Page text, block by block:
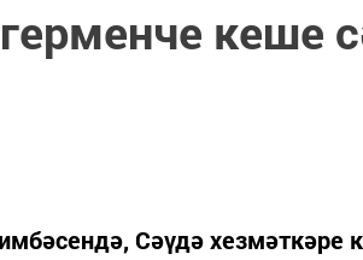
кеше
Сәүдә хезмәткәре